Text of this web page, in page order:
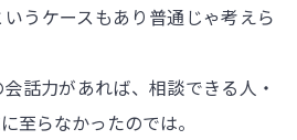
うケースもあり普通じゃ考えら
話力があれば、相談できる人・
至らなかったのでは。